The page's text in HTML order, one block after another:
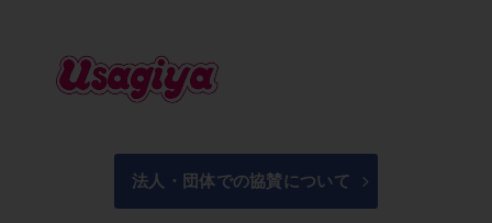
法人・団体での協賛について